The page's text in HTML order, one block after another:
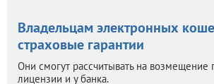
Владельцам электронных
страховые гарантии
Они смогут рассчитывать на возмещение
лицензии и у банка.